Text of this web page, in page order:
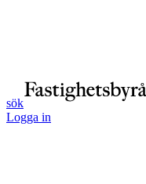
sök
Logga in